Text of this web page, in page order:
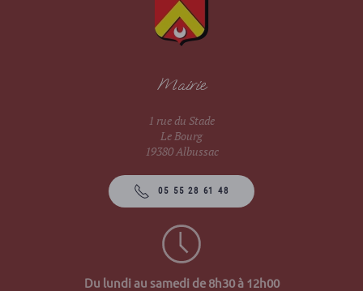
Mairie
1 rue du Stade
Le Bourg
19380 Albussac
05 55 28 61 48
Du lundi au samedi de 8h30 à 12h00